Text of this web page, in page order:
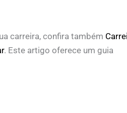
carreira, confira também
. Este artigo oferece um guia